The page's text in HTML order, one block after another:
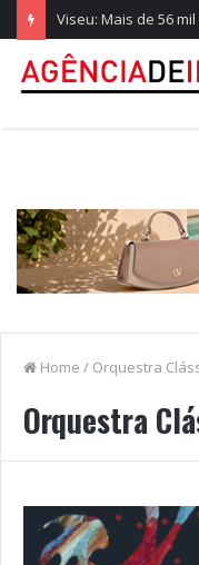
Home / Orquestra
Orquestra